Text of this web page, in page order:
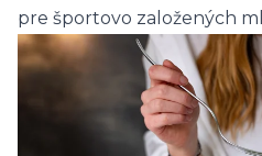
pre športovo založených